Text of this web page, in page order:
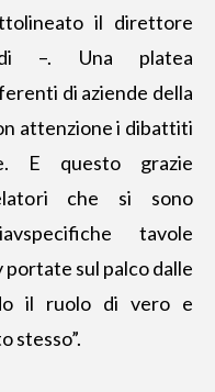
il direttore
–. Una platea
di aziende della
attenzione i dibattiti
E questo grazie
che si sono
tavole
sul palco dalle
il ruolo di vero e
stesso”.